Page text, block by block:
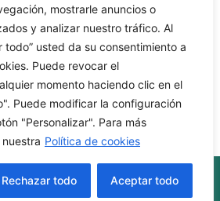
mostrarle anuncios o
y analizar nuestro tráfico. Al
todo” usted da su consentimiento a
Puede revocar el
momento haciendo clic en el
Puede modificar la configuración
"Personalizar". Para más
Política de cookies
Rechazar todo Aceptar todo
Suministros Sanitarios, S. L.